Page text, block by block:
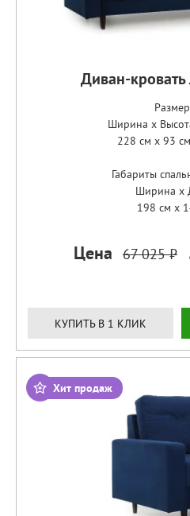
Диван-кровать
Ширина x
228 см x 93
Габариты
Ширина x
198 см x
Цена 67 025 ₽
КУПИТЬ В 1 КЛИК
Хит продаж